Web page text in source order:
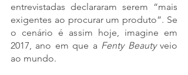
entrevistadas declararam serem “mais
exigentes ao procurar um produto”. Se
o cenário é assim hoje, imagine em
2017, ano em que a Fenty Beauty veio
ao mundo.